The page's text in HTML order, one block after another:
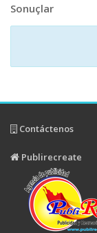
Sonuçlar
Contáctenos
Publirecreate